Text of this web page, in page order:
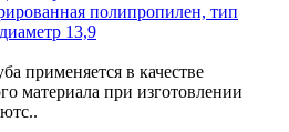
полипропилен, тип
13,9
применяется в качестве
материала при изготовлении